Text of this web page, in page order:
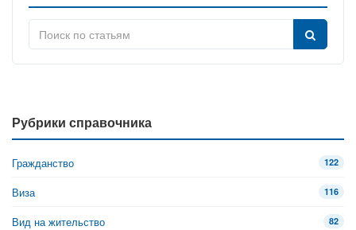
Рубрики справочника
Гражданство 122
Виза 116
Вид на жительство 82